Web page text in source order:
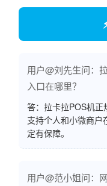
用户@刘先生问：
入口在哪里？
答：拉卡拉POS机正
支持个人和小微商户
定有保障。
用户@范小姐问：